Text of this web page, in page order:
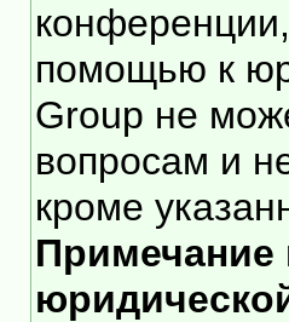
помощью к
Group не
вопросам и
кроме
Примечание